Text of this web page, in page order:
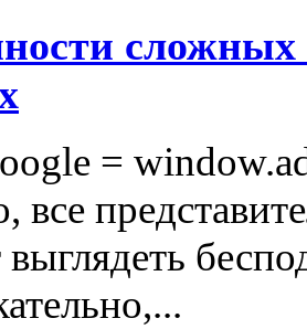
=
все